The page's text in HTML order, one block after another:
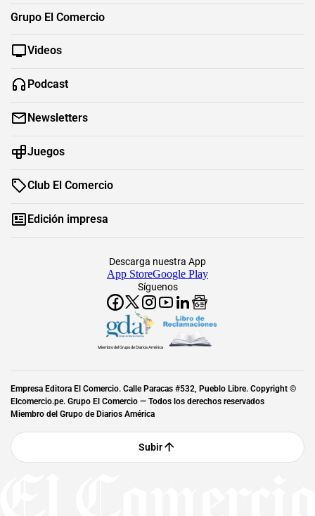
Grupo El Comercio
Videos
Podcast
Newsletters
Juegos
Club El Comercio
Edición impresa
Síguenos
Descarga nuestra App
App StoreGoogle Play
Miembro del Grupo de Diarios América
Empresa Editora El Comercio. Calle Paracas #532, Pueblo Libre. Copyright ©
Elcomercio.pe. Grupo El Comercio — Todos los derechos reservados
Miembro del Grupo de Diarios América
Subir